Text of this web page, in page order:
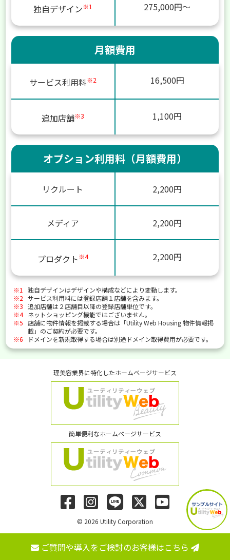
独自デザイン※1 275,000円～
月額費用
サービス利用料※2
追加店舗※3
16,500円
1,100円
オプション利用料（月額費用）
リクルート
メディア
プロダクト※4
2,200円
2,200円
2,200円
※1
独自デザインはデザインや構成などにより変動します。
※2 サービス利用料には登録店舗１店舗を含みます。
※3 追加店舗は２店舗目以降の登録店舗単位です。
※4
ネットショッピング機能ではございません。
※5
店舗に物件情報を掲載する場合は「Utility Web Housing 物件情報掲
載」のご契約が必要です。
※6
ドメインを新規取得する場合は別途ドメイン取得費用が必要です。
理美容業界に特化したホームページサービス
簡単便利なホームページサービス
© 2026 Utility Corporation
ご質問や導入をご検討のお客様はこちら